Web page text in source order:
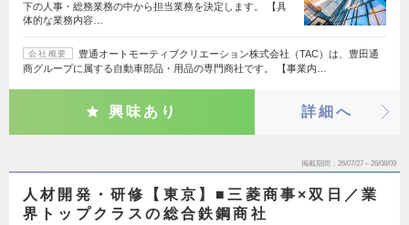
下の人事・総務業務の中から担当業務を決定します。 【具
体的な業務内容…
会社概要
豊通オートモーティブクリエーション株式会社（TAC）は、豊田通
商グループに属する自動車部品・用品の専門商社です。 【事業内…
興味あり 詳細へ
掲載期間 26/07/27～26/08/09
人材開発・研修【東京】■三菱商事×双日／業
界トップクラスの総合鉄鋼商社